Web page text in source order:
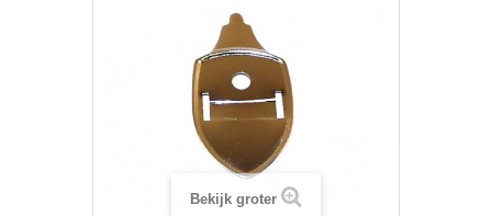
Bekijk groter